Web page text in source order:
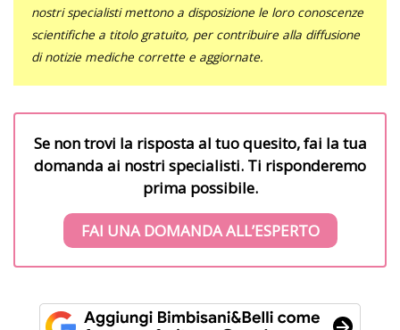
nostri specialisti mettono a disposizione le loro conoscenze
scientifiche a titolo gratuito, per contribuire alla diffusione
di notizie mediche corrette e aggiornate.
Se non trovi la risposta al tuo quesito, fai la tua
domanda ai nostri specialisti. Ti risponderemo
prima possibile.
FAI UNA DOMANDA ALL’ESPERTO